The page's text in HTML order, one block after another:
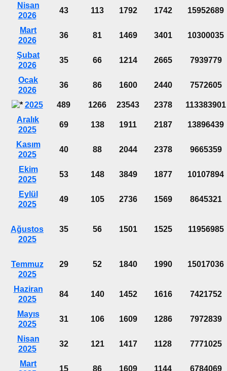
Nisan
2026
43 113 1792 1742 15952689
Mart
2026
36 81 1469 3401 10300035
Şubat
2026
35 66 1214 2665 7939779
Ocak
2026
36 86 1600 2440 7572605
2025 489 1266 23543 2378
113383901
Aralık
2025
69 138 1911 2187 13896439
Kasım
2025
40 88 2044 2378 9665359
Ekim
2025
53 148 3849 1877 10107894
Eylül
2025
49 105 2736 1569 8645321
Ağustos
2025
35 56 1501 1525 11956985
Temmuz
2025
29 52 1840 1990 15017036
Haziran
2025
84 140 1452 1616 7421752
Mayıs
2025
31 106 1609 1286 7972839
Nisan
2025
32 121 1417 1128 7771025
Mart
15 86 1609 1144 6784069